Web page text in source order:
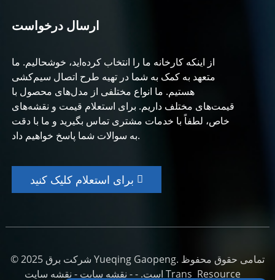
ارسال درخواست
از اینکه کارخانه ما را انتخاب کرده‌اید، خوشحالیم. ما
متعهد به کمک به شما در تهیه طرح اتصال سیم‌کشی
هستیم. ما انواع مختلفی از مدل‌های محصول با
قیمت‌های مختلف داریم. برای استعلام قیمت و نقشه‌های
خاص، لطفاً با خدمات مشتری تماس بگیرید و ما با دقت
به سوالات شما پاسخ خواهیم داد.
برای استعلام کلیک کنید
© 2025 شرکت برق Yueqing Gaopeng. تمامی حقوق محفوظ
است. - - نقشه سایت - نقشه سایت Trans Resource